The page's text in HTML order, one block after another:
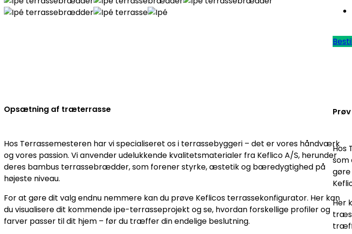
Opsætning af træterrasse
Hos Terrassemesteren har vi specialiseret os i terrassebyggeri – det er vores håndværk
og vores passion. Vi anvender udelukkende kvalitetsmaterialer fra Keflico A/S, herunder
deres bambus terrassebrædder, som forener styrke, æstetik og bæredygtighed på
højeste niveau.
For at gøre dit valg endnu nemmere kan du prøve Keflicos terrassekonfigurator. Her kan
du visualisere dit kommende ipe-terrasseprojekt og se, hvordan forskellige profiler og
farver passer til dit hjem – før du træffer din endelige beslutning.
Hos
som
Her